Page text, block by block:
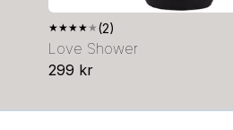
★★★★★ (2)
Love Shower
299 kr